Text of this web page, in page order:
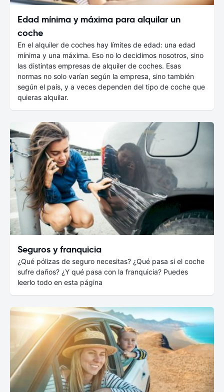
Edad mínima y máxima para alquilar un
coche
En el alquiler de coches hay límites de edad: una edad
mínima y una máxima. Eso no lo decidimos nosotros, sino
las distintas empresas de alquiler de coches. Esas
normas no solo varían según la empresa, sino también
según el país, y a veces dependen del tipo de coche que
quieras alquilar.
Seguros y franquicia
¿Qué pólizas de seguro necesitas? ¿Qué pasa si el coche
sufre daños? ¿Y qué pasa con la franquicia? Puedes
leerlo todo en esta página